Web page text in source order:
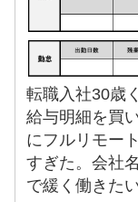
転職入社30歳
給与明細を買
にフルリモー
すぎた。会社
で緩く働きた